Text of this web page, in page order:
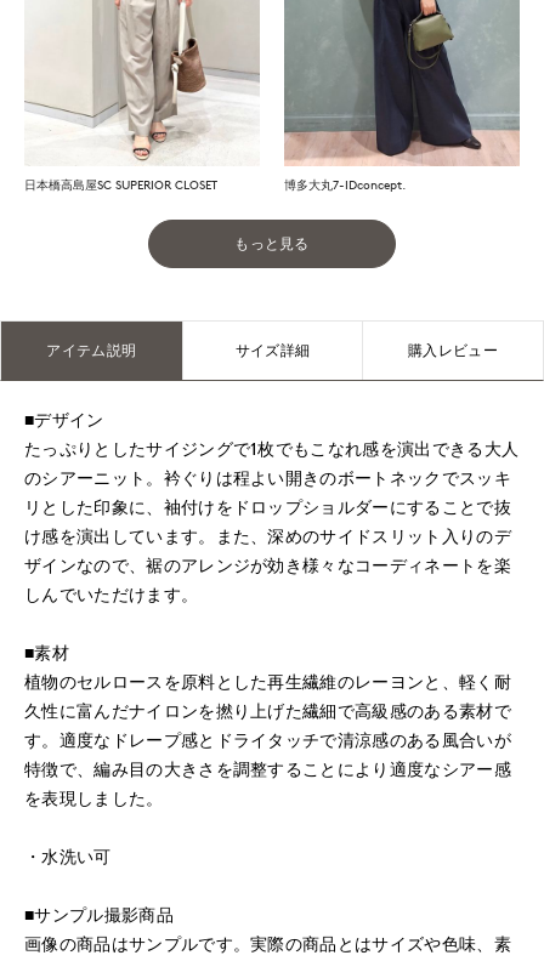
日本橋高島屋SC SUPERIOR CLOSET 博多大丸7-IDconcept.
もっと見る
アイテム説明 サイズ詳細 購入レビュー
■デザイン
たっぷりとしたサイジングで1枚でもこなれ感を演出できる大人
のシアーニット。衿ぐりは程よい開きのボートネックでスッキ
リとした印象に、袖付けをドロップショルダーにすることで抜
け感を演出しています。また、深めのサイドスリット入りのデ
ザインなので、裾のアレンジが効き様々なコーディネートを楽
しんでいただけます。
■素材
植物のセルロースを原料とした再生繊維のレーヨンと、軽く耐
久性に富んだナイロンを撚り上げた繊細で高級感のある素材で
す。適度なドレープ感とドライタッチで清涼感のある風合いが
特徴で、編み目の大きさを調整することにより適度なシアー感
を表現しました。
・水洗い可
■サンプル撮影商品
画像の商品はサンプルです。実際の商品とはサイズや色味、素